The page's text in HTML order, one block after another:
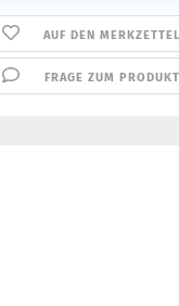
AUF DEN
FRAGE ZUM PRODUKT